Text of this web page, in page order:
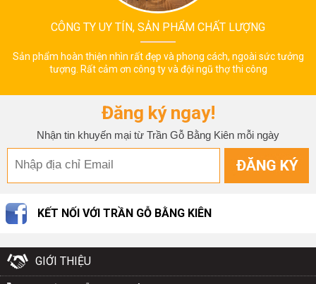
CÔNG TY UY TÍN, SẢN PHẨM CHẤT LƯỢNG
Sản phẩm hoàn thiện nhìn rất đẹp và phong cách, ngoài sức tưởng
tượng. Rất cảm ơn công ty và đội ngũ thợ thi công
Đăng ký ngay!
Nhận tin khuyến mại từ Trần Gỗ Bằng Kiên mỗi ngày
KẾT NỐI VỚI TRẦN GỖ BẰNG KIÊN
GIỚI THIỆU